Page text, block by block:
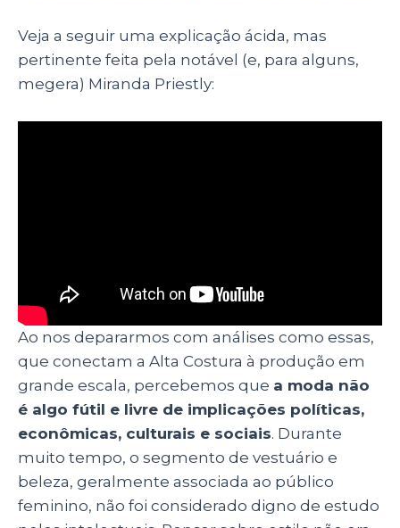
Veja a seguir uma explicação ácida, mas
pertinente feita pela notável (e, para alguns,
megera) Miranda Priestly:
Ao nos depararmos com análises como essas,
que conectam a Alta Costura à produção em
grande escala, percebemos que a moda não
é algo fútil e livre de implicações políticas,
econômicas, culturais e sociais. Durante
muito tempo, o segmento de vestuário e
beleza, geralmente associada ao público
feminino, não foi considerado digno de estudo